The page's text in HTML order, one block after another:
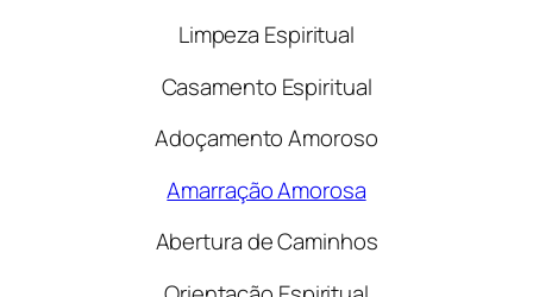
Limpeza Espiritual
Casamento Espiritual
Adoçamento Amoroso
Amarração Amorosa
Abertura de Caminhos